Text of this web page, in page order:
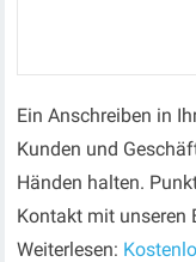
Ein Anschreiben in
Kunden und
Händen halten.
Kontakt mit unseren
Weiterlesen: